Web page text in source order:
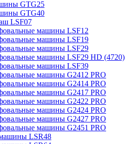
GTG25
GTG40
LSF07
машины LSF12
машины LSF19
машины LSF29
машины LSF29 HD (4720)
машины LSF39
машины G2412 PRO
машины G2414 PRO
машины G2417 PRO
машины G2422 PRO
машины G2424 PRO
машины G2427 PRO
машины G2451 PRO
LSR48